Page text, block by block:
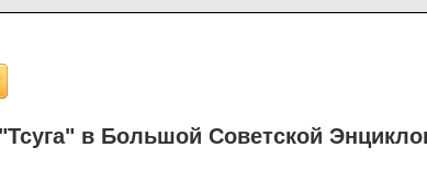
в Большой Советской